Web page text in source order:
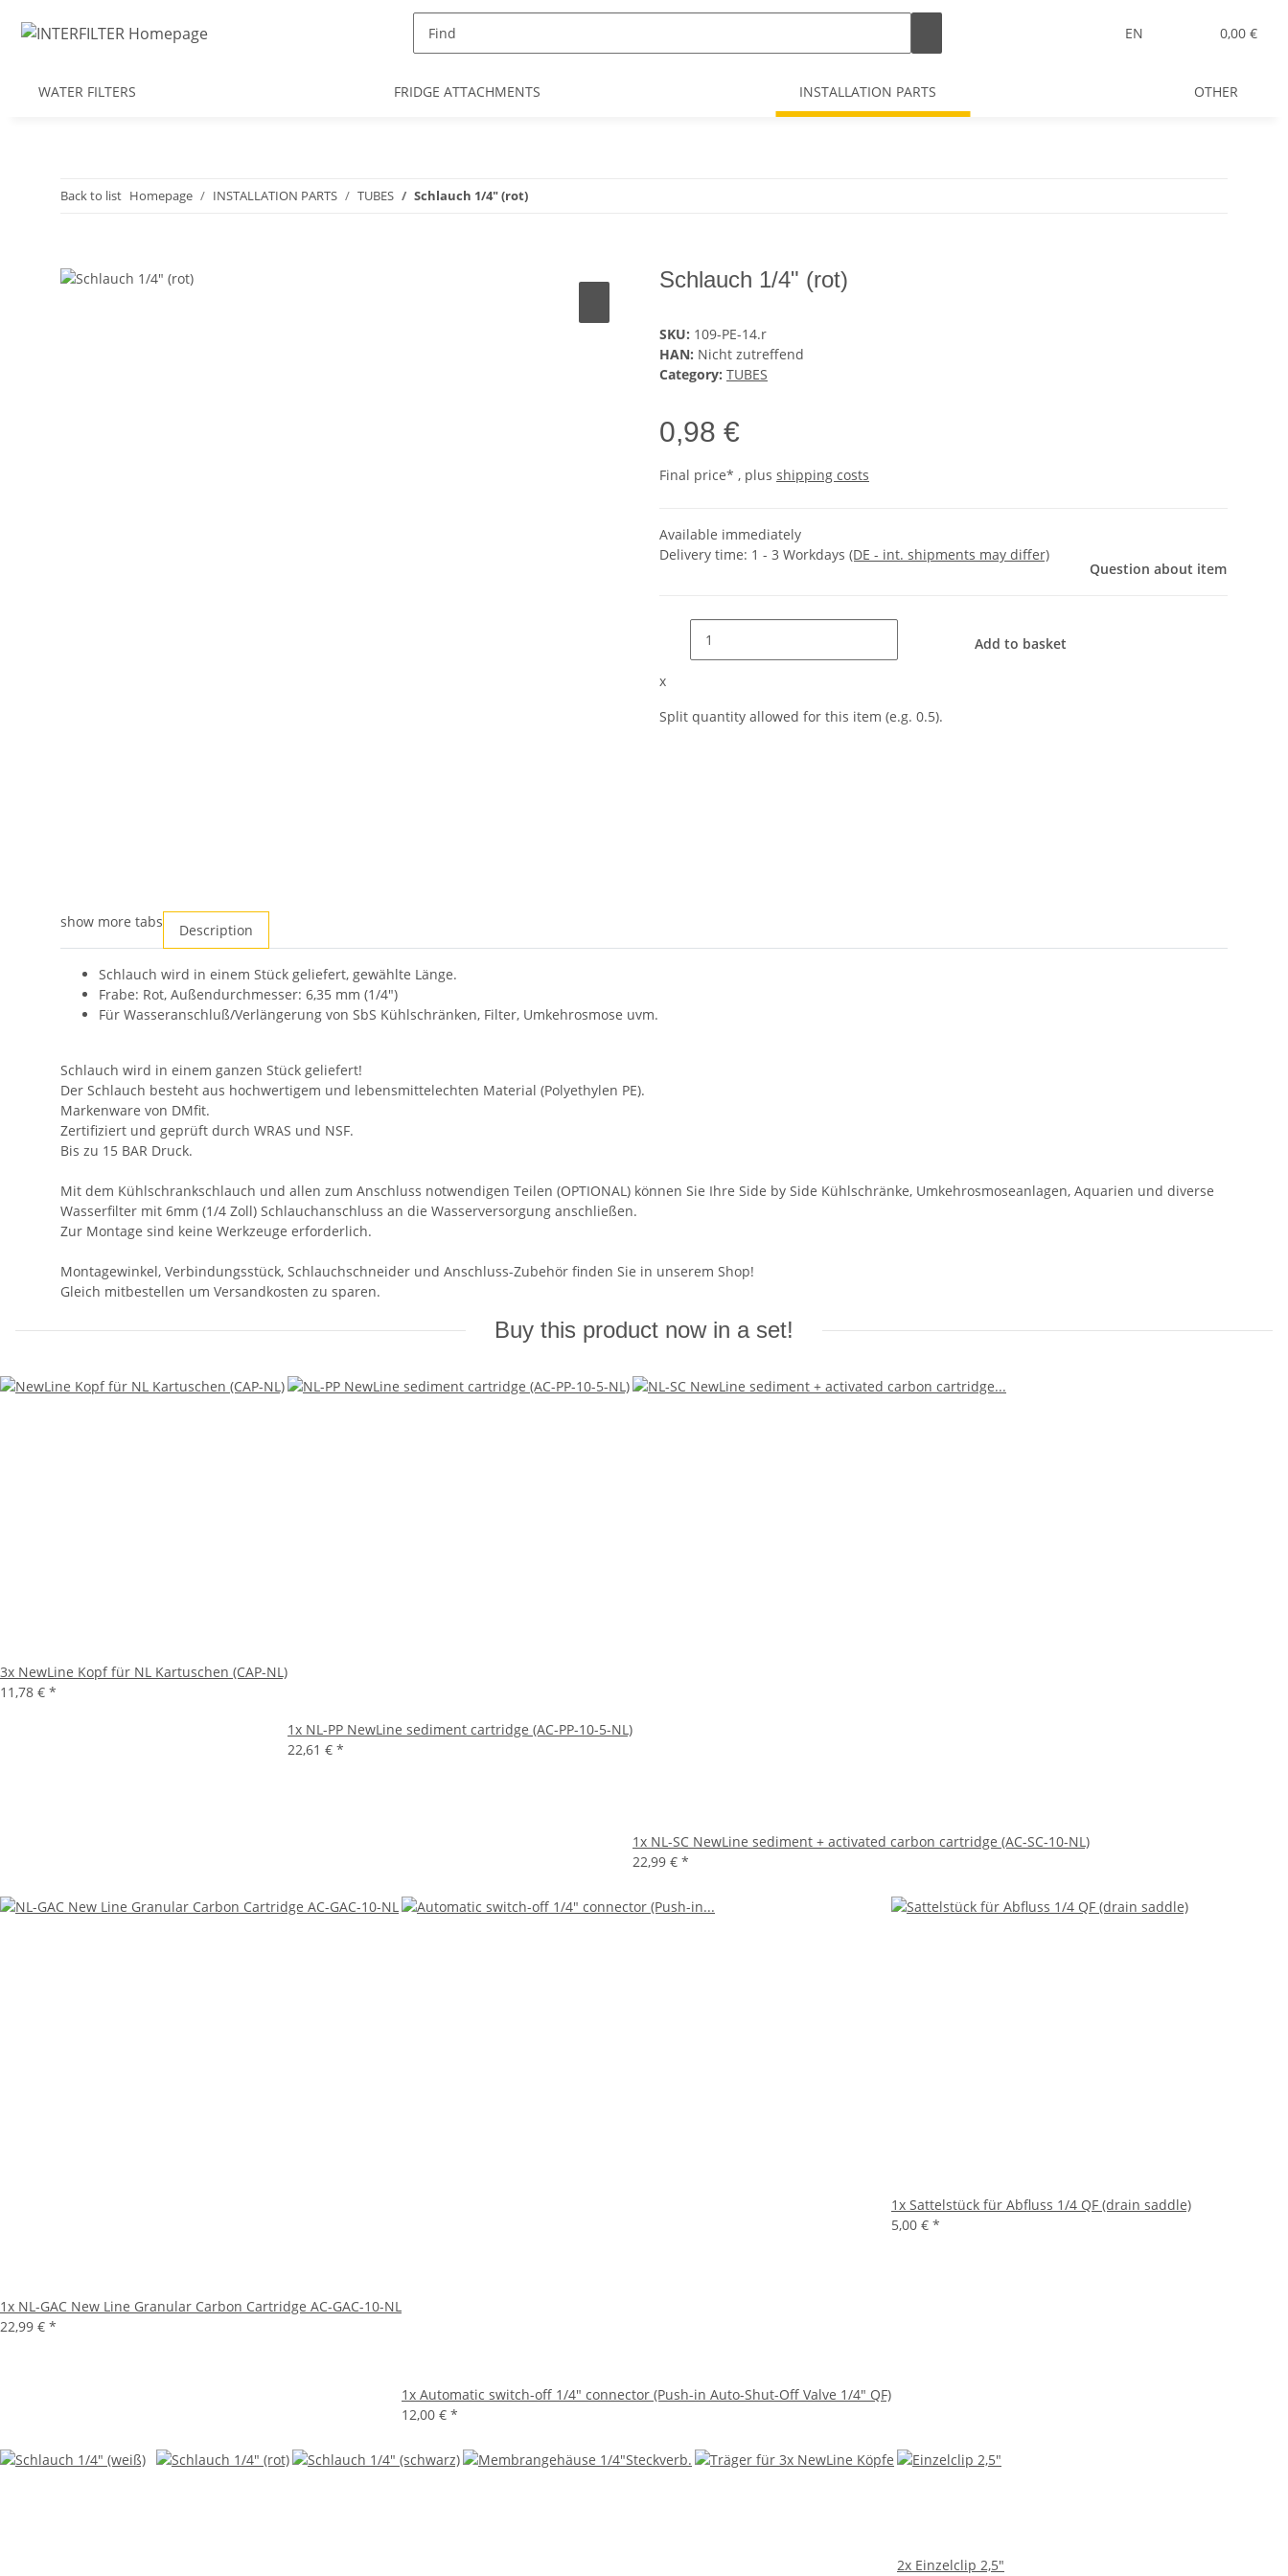
EN 0,00 €
WATER FILTERS FRIDGE ATTACHMENTS INSTALLATION PARTS OTHER
Back to list Homepage INSTALLATION PARTS TUBES Schlauch 1/4" (rot)
Schlauch 1/4" (rot)
SKU: 109-PE-14.r
HAN: Nicht zutreffend
Category: TUBES
0,98 €
Final price* , plus shipping costs
Available immediately
Delivery time: 1 - 3 Workdays (DE - int. shipments may differ)
Question about item
Add to basket
x
Split quantity allowed for this item (e.g. 0.5).
show more tabs Description
Schlauch wird in einem Stück geliefert, gewählte Länge.
Frabe: Rot, Außendurchmesser: 6,35 mm (1/4")
Für Wasseranschluß/Verlängerung von SbS Kühlschränken, Filter, Umkehrosmose uvm.
Schlauch wird in einem ganzen Stück geliefert!
Der Schlauch besteht aus hochwertigem und lebensmittelechten Material (Polyethylen PE).
Markenware von DMfit.
Zertifiziert und geprüft durch WRAS und NSF.
Bis zu 15 BAR Druck.
Mit dem Kühlschrankschlauch und allen zum Anschluss notwendigen Teilen (OPTIONAL) können Sie Ihre Side by Side Kühlschränke, Umkehrosmoseanlagen, Aquarien und diverse
Wasserfilter mit 6mm (1/4 Zoll) Schlauchanschluss an die Wasserversorgung anschließen.
Zur Montage sind keine Werkzeuge erforderlich.
Montagewinkel, Verbindungsstück, Schlauchschneider und Anschluss-Zubehör finden Sie in unserem Shop!
Gleich mitbestellen um Versandkosten zu sparen.
Buy this product now in a set!
3x NewLine Kopf für NL Kartuschen (CAP-NL)
11,78 € *
1x NL-PP NewLine sediment cartridge (AC-PP-10-5-NL)
22,61 € *
1x NL-SC NewLine sediment + activated carbon cartridge (AC-SC-10-NL)
22,99 € *
1x NL-GAC New Line Granular Carbon Cartridge AC-GAC-10-NL
22,99 € *
1x Automatic switch-off 1/4" connector (Push-in Auto-Shut-Off Valve 1/4" QF)
12,00 € *
1x Sattelstück für Abfluss 1/4 QF (drain saddle)
5,00 € *
2x Einzelclip 2,5"